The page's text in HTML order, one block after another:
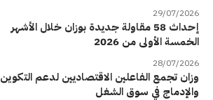
29/07/2026
إحداث 58 مقاولة جديدة بوزان خلال الأشهر
الخمسة الأولى من 2026
28/07/2026
وزان تجمع الفاعلين الاقتصاديين لدعم التكوين
والإدماج في سوق الشغل